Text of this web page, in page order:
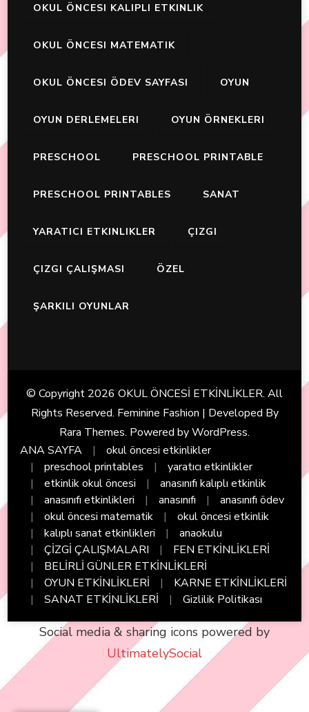
OKUL ÖNCESI KALIPLI ETKINLIK
OKUL ÖNCESI MATEMATIK
OKUL ÖNCESI ÖDEV SAYFASI OYUN
OYUN DERLEMELERI OYUN ÖRNEKLERI
PRESCHOOL PRESCHOOL PRINTABLE
PRESCHOOL PRINTABLES SANAT
YARATICI ETKINLIKLER ÇIZGI
ÇIZGI ÇALIŞMASI ÖZEL
ŞARKILI OYUNLAR
© Copyright 2026 OKUL ÖNCESİ ETKİNLİKLER. All
Rights Reserved. Feminine Fashion | Developed By
Rara Themes. Powered byWordPress.
ANA SAYFA
okul öncesi etkinlikler
preschool printables
yaratıcı etkinlikler
etkinlik okul öncesi
anasınıfı kalıplı etkinlik
anasınıfı etkinlikleri
anasınıfı
anasınıfı ödev
okul öncesi matematik
okul öncesi etkinlik
kalıplı sanat etkinlikleri
anaokulu
ÇİZGİ ÇALIŞMALARI
FEN ETKİNLİKLERİ
BELİRLİ GÜNLER ETKİNLİKLERİ
OYUN ETKİNLİKLERİ
KARNE ETKİNLİKLERİ
SANAT ETKİNLİKLERİ
Gizlilik Politikası
Social media & sharing icons powered by
UltimatelySocial